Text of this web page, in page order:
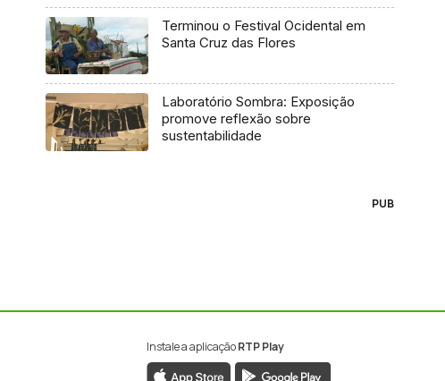
Terminou o Festival Ocidental em
Santa Cruz das Flores
Laboratório Sombra: Exposição
promove reflexão sobre
sustentabilidade
PUB
Instale a aplicaçãoRTP Play